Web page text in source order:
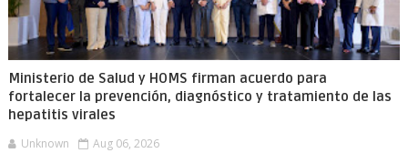
Ministerio de Salud y HOMS firman acuerdo para
fortalecer la prevención, diagnóstico y tratamiento de las
hepatitis virales
Unknown Aug 06, 2026